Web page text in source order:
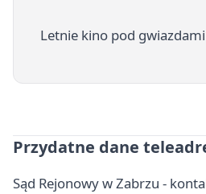
Letnie kino pod
Przydatne dane
Sąd Rejonowy w Zabrzu -